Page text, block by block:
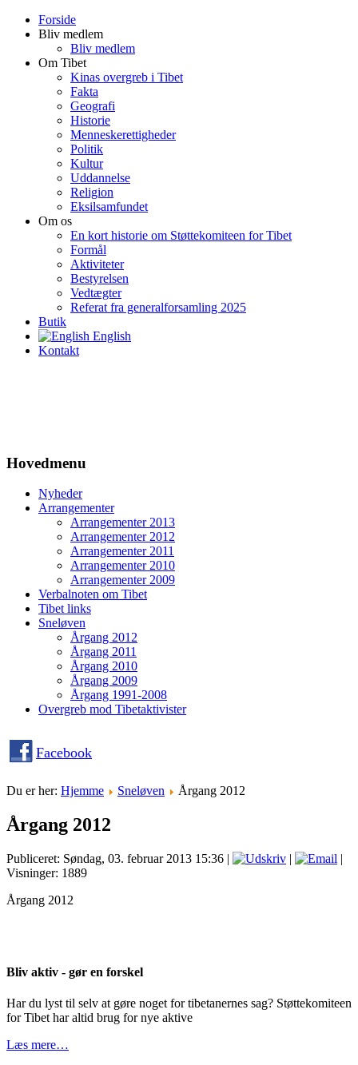
Forside
Bliv medlem
Bliv medlem
Om Tibet
Kinas overgreb i Tibet
Fakta
Geografi
Historie
Menneskerettigheder
Politik
Kultur
Uddannelse
Religion
Eksilsamfundet
Om os
En kort historie om Støttekomiteen for Tibet
Formål
Aktiviteter
Bestyrelsen
Vedtægter
Referat fra generalforsamling 2025
Butik
English
Kontakt
Hovedmenu
Nyheder
Arrangementer
Arrangementer 2013
Arrangementer 2012
Arrangementer 2011
Arrangementer 2010
Arrangementer 2009
Verbalnoten om Tibet
Tibet links
Sneløven
Årgang 2012
Årgang 2011
Årgang 2010
Årgang 2009
Årgang 1991-2008
Overgreb mod Tibetaktivister
Facebook
Du er her: Hjemme Sneløven Årgang 2012
Årgang 2012
Publiceret: Søndag, 03. februar 2013 15:36 | |
|
Visninger: 1889
Årgang 2012
Bliv aktiv - gør en forskel
Har du lyst til selv at gøre noget for tibetanernes sag? Støttekomiteen
for Tibet har altid brug for nye aktive
Læs mere…